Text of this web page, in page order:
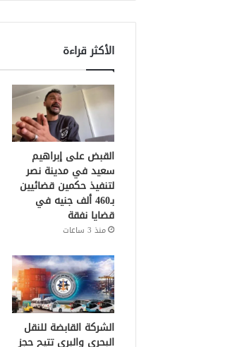
الأكثر قراءة
القبض على إبراهيم
سعيد في مدينة نصر
لتنفيذ حكمين قضائيين
بـ460 ألف جنيه في
قضايا نفقة
منذ 3 ساعات
الشركة القابضة للنقل
البحري والبري تتيح حجز